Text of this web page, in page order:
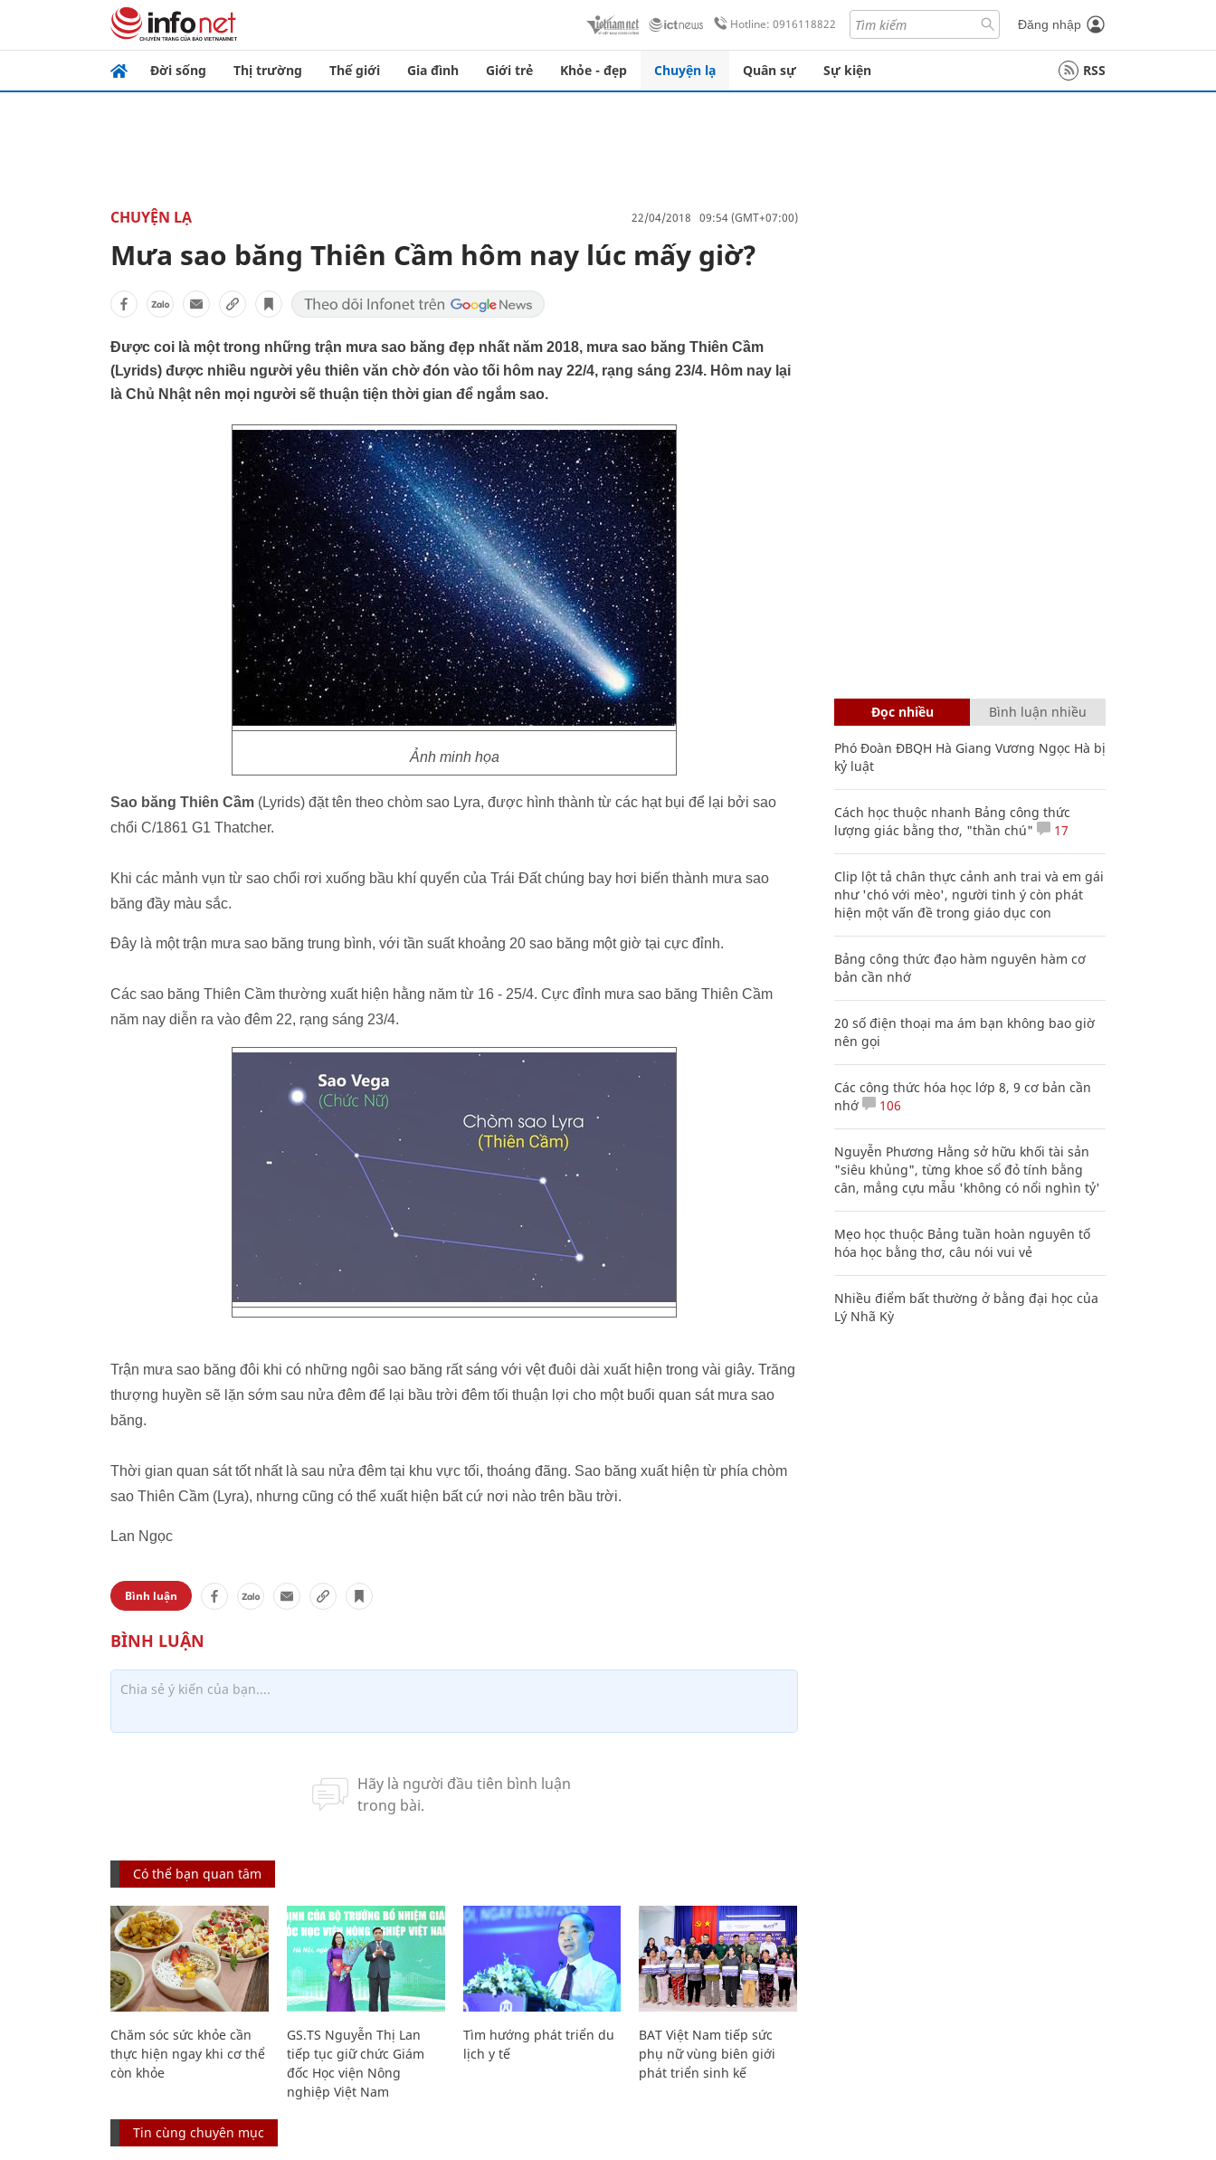
Hotline: 0916118822 Đăng nhập
Đời sống Thị trường Thế giới Gia đình Giới trẻ Khỏe - đẹp Chuyện lạ Quân sự Sự kiện RSS
CHUYỆN LẠ 22/04/2018 09:54 (GMT+07:00)
Mưa sao băng Thiên Cầm hôm nay lúc mấy giờ?
Được coi là một trong những trận mưa sao băng đẹp nhất năm 2018, mưa sao băng Thiên Cầm
(Lyrids) được nhiều người yêu thiên văn chờ đón vào tối hôm nay 22/4, rạng sáng 23/4. Hôm nay lại
là Chủ Nhật nên mọi người sẽ thuận tiện thời gian để ngắm sao.
Ảnh minh họa
Sao băng Thiên Cầm (Lyrids) đặt tên theo chòm sao Lyra, được hình thành từ các hạt bụi để lại bởi sao
chổi C/1861 G1 Thatcher.
Khi các mảnh vụn từ sao chổi rơi xuống bầu khí quyển của Trái Đất chúng bay hơi biến thành mưa sao
băng đầy màu sắc.
Đây là một trận mưa sao băng trung bình, với tần suất khoảng 20 sao băng một giờ tại cực đỉnh.
Các sao băng Thiên Cầm thường xuất hiện hằng năm từ 16 - 25/4. Cực đỉnh mưa sao băng Thiên Cầm
năm nay diễn ra vào đêm 22, rạng sáng 23/4.
Trận mưa sao băng đôi khi có những ngôi sao băng rất sáng với vệt đuôi dài xuất hiện trong vài giây. Trăng
thượng huyền sẽ lặn sớm sau nửa đêm để lại bầu trời đêm tối thuận lợi cho một buổi quan sát mưa sao
băng.
Thời gian quan sát tốt nhất là sau nửa đêm tại khu vực tối, thoáng đãng. Sao băng xuất hiện từ phía chòm
sao Thiên Cầm (Lyra), nhưng cũng có thể xuất hiện bất cứ nơi nào trên bầu trời.
Lan Ngọc
Bình luận
Có thể bạn quan tâm
Chăm sóc sức khỏe cần
thực hiện ngay khi cơ thể
còn khỏe
GS.TS Nguyễn Thị Lan
tiếp tục giữ chức Giám
đốc Học viện Nông
nghiệp Việt Nam
Tìm hướng phát triển du
lịch y tế
BAT Việt Nam tiếp sức
phụ nữ vùng biên giới
phát triển sinh kế
Tin cùng chuyên mục
Đọc nhiều Bình luận nhiều
Phó Đoàn ĐBQH Hà Giang Vương Ngọc Hà bị
kỷ luật
Cách học thuộc nhanh Bảng công thức
lượng giác bằng thơ, "thần chú"
17
Clip lột tả chân thực cảnh anh trai và em gái
như 'chó với mèo', người tinh ý còn phát
hiện một vấn đề trong giáo dục con
Bảng công thức đạo hàm nguyên hàm cơ
bản cần nhớ
20 số điện thoại ma ám bạn không bao giờ
nên gọi
Các công thức hóa học lớp 8, 9 cơ bản cần
nhớ
106
Nguyễn Phương Hằng sở hữu khối tài sản
"siêu khủng", từng khoe sổ đỏ tính bằng
cân, mắng cựu mẫu 'không có nổi nghìn tỷ'
Mẹo học thuộc Bảng tuần hoàn nguyên tố
hóa học bằng thơ, câu nói vui vẻ
Nhiều điểm bất thường ở bằng đại học của
Lý Nhã Kỳ